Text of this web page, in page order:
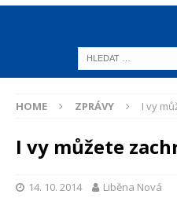
HOME ZPRÁVY I vy
I vy můžete
14. 10. 2014 Liběna Nová